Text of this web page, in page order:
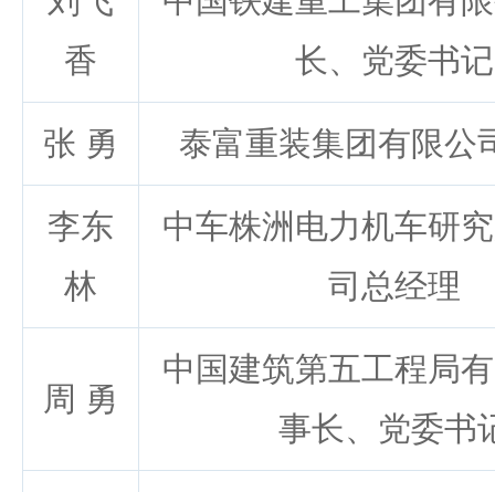
香
长、党委书记
张 勇 泰富重装集团有限公
李东
林
中车株洲电力机车研
司总经理
周 勇
中国建筑第五工程局
事长、党委书